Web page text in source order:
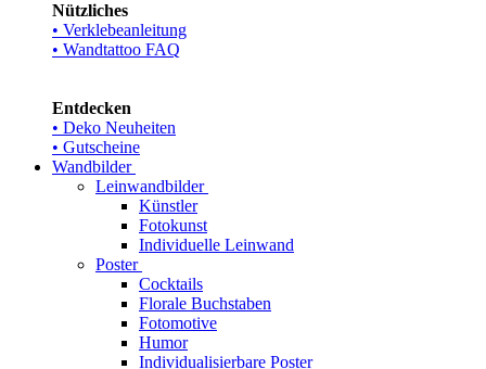
Nützliches
• Verklebeanleitung
• Wandtattoo FAQ
Entdecken
• Deko Neuheiten
• Gutscheine
Wandbilder
Leinwandbilder
Künstler
Fotokunst
Individuelle Leinwand
Poster
Cocktails
Florale Buchstaben
Fotomotive
Humor
Individualisierbare Poster